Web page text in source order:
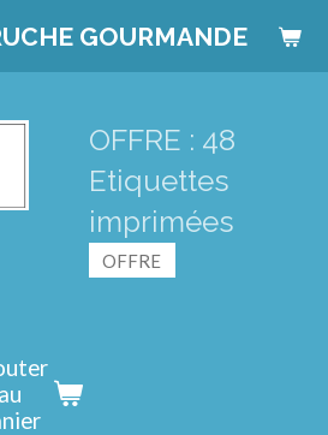
GOURMANDE
OFFRE : 48
Etiquettes
imprimées
OFFRE
au